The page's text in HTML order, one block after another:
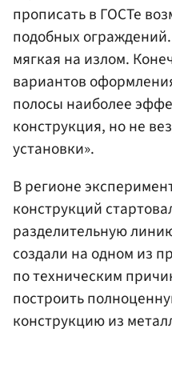
прописать в ГОСТе
подобных
мягкая на излом.
вариантов
полосы наиболее
конструкция, но не
установки».
В регионе
конструкций
разделительную
создали на одном из
по техническим
построить
конструкцию из